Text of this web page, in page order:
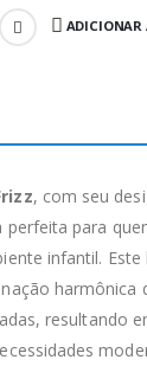
ADICIONAR
, com seu
perfeita para
infantil.
harmônica
resultando